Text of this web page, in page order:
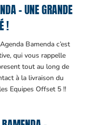
– UNE GRANDE
!
Bamenda c’est
qui vous rappelle
tout au long de
à la livraison du
Equipes Offset 5 !!